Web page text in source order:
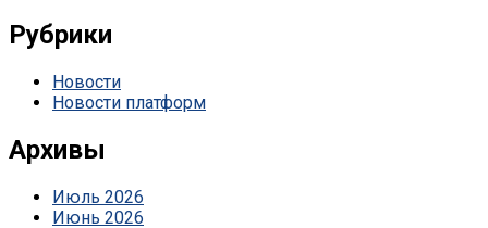
Рубрики
Новости
Новости платформ
Архивы
Июль 2026
Июнь 2026